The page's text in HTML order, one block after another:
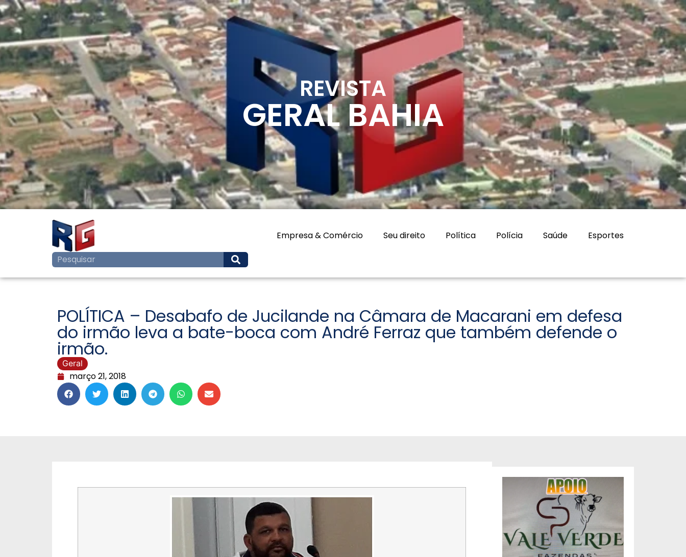
REVISTA
GERAL BAHIA
Empresa & Comércio Seu direito Política Polícia Saúde Esportes
POLÍTICA – Desabafo de Jucilande na Câmara de Macarani em defesa
do irmão leva a bate-boca com André Ferraz que também defende o
irmão.
Geral
março 21, 2018